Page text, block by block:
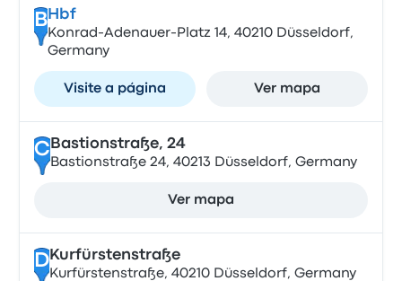
B Hbf
Konrad-Adenauer-Platz 14, 40210 Düsseldorf,
Germany
Visite a página Ver mapa
CBastionstraße, 24
Bastionstraße 24, 40213 Düsseldorf, Germany
Ver mapa
DKurfürstenstraße
Kurfürstenstraße, 40210 Düsseldorf, Germany